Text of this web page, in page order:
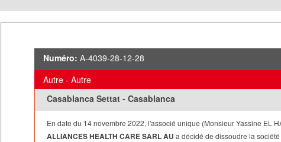
Numéro: A-4039-28-12-28
Autre - Autre
Casablanca Settat - Casablanca
En date du 14 novembre 2022, l'associé unique (Monsieur Yassine EL
ALLIANCES HEALTH CARE SARL AU a décidé de dissoudre la